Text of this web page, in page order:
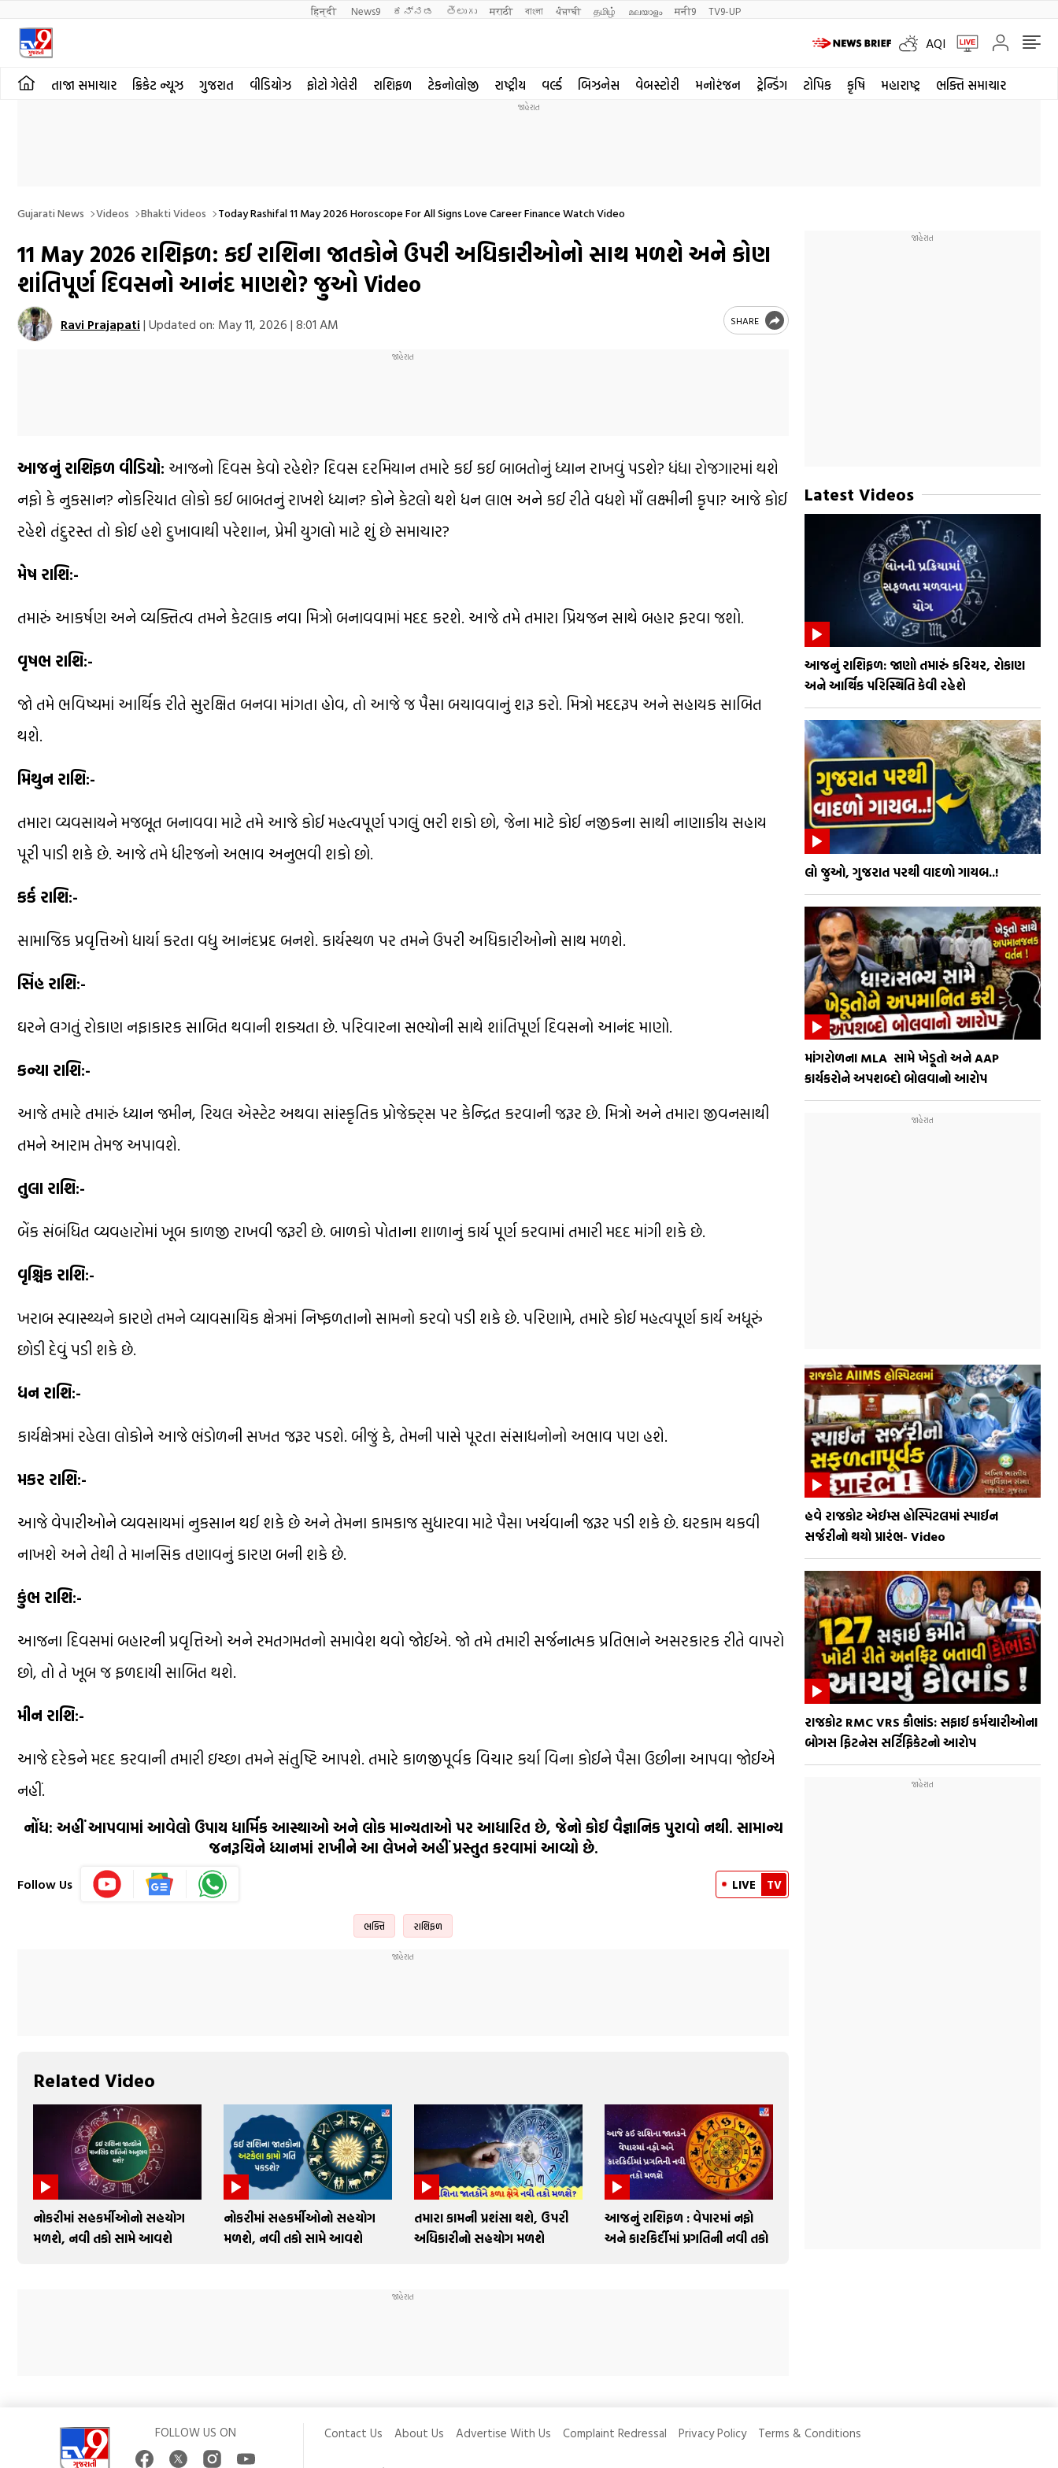
हिन्दी News9 ಕನ್ನಡ తెలుగు मराठी বাংলা ਪੰਜਾਬੀ தமிழ் മലയാളം मनी9 TV9-UP
AQI
તાજા સમાચાર ક્રિકેટ ન્યૂઝ ગુજરાત વીડિયોઝ ફોટો ગેલેરી રાશિફળ ટેકનોલોજી રાષ્ટ્રીય વર્લ્ડ બિઝનેસ વેબસ્ટોરી મનોરંજન ટ્રેન્ડિંગ ટોપિક કૃષિ મહારાષ્ટ્ર ભક્તિ સમાચાર
Gujarati News Videos Bhakti Videos Today Rashifal 11 May 2026 Horoscope For All Signs Love Career Finance Watch Video
11 May 2026 રાશિફળ: કઈ રાશિના જાતકોને ઉપરી અધિકારીઓનો સાથ મળશે અને કોણ
શાંતિપૂર્ણ દિવસનો આનંદ માણશે? જુઓ Video
Ravi Prajapati | Updated on: May 11, 2026 | 8:01 AM SHARE
આજનું રાશિફળ વીડિયો: આજનો દિવસ કેવો રહેશે? દિવસ દરમિયાન તમારે કઈ કઈ બાબતોનું ધ્યાન રાખવું પડશે? ધંધા રોજગારમાં થશે
નફો કે નુકસાન? નોકરિયાત લોકો કઈ બાબતનું રાખશે ધ્યાન? કોને કેટલો થશે ધન લાભ અને કઈ રીતે વધશે માઁ લક્ષ્મીની કૃપા? આજે કોઈ
રહેશે તંદુરસ્ત તો કોઈ હશે દુખાવાથી પરેશાન, પ્રેમી યુગલો માટે શું છે સમાચાર?
મેષ રાશિ:-
તમારું આકર્ષણ અને વ્યક્તિત્વ તમને કેટલાક નવા મિત્રો બનાવવામાં મદદ કરશે. આજે તમે તમારા પ્રિયજન સાથે બહાર ફરવા જશો.
વૃષભ રાશિ:-
જો તમે ભવિષ્યમાં આર્થિક રીતે સુરક્ષિત બનવા માંગતા હોવ, તો આજે જ પૈસા બચાવવાનું શરૂ કરો. મિત્રો મદદરૂપ અને સહાયક સાબિત
થશે.
મિથુન રાશિ:-
તમારા વ્યવસાયને મજબૂત બનાવવા માટે તમે આજે કોઈ મહત્વપૂર્ણ પગલું ભરી શકો છો, જેના માટે કોઈ નજીકના સાથી નાણાકીય સહાય
પૂરી પાડી શકે છે. આજે તમે ધીરજનો અભાવ અનુભવી શકો છો.
કર્ક રાશિ:-
સામાજિક પ્રવૃત્તિઓ ધાર્યા કરતા વધુ આનંદપ્રદ બનશે. કાર્યસ્થળ પર તમને ઉપરી અધિકારીઓનો સાથ મળશે.
સિંહ રાશિ:-
ઘરને લગતું રોકાણ નફાકારક સાબિત થવાની શક્યતા છે. પરિવારના સભ્યોની સાથે શાંતિપૂર્ણ દિવસનો આનંદ માણો.
કન્યા રાશિ:-
આજે તમારે તમારું ધ્યાન જમીન, રિયલ એસ્ટેટ અથવા સાંસ્કૃતિક પ્રોજેક્ટ્સ પર કેન્દ્રિત કરવાની જરૂર છે. મિત્રો અને તમારા જીવનસાથી
તમને આરામ તેમજ અપાવશે.
તુલા રાશિ:-
બેંક સંબંધિત વ્યવહારોમાં ખૂબ કાળજી રાખવી જરૂરી છે. બાળકો પોતાના શાળાનું કાર્ય પૂર્ણ કરવામાં તમારી મદદ માંગી શકે છે.
વૃશ્ચિક રાશિ:-
ખરાબ સ્વાસ્થ્યને કારણે તમને વ્યાવસાયિક ક્ષેત્રમાં નિષ્ફળતાનો સામનો કરવો પડી શકે છે. પરિણામે, તમારે કોઈ મહત્વપૂર્ણ કાર્ય અધૂરું
છોડી દેવું પડી શકે છે.
ધન રાશિ:-
કાર્યક્ષેત્રમાં રહેલા લોકોને આજે ભંડોળની સખત જરૂર પડશે. બીજું કે, તેમની પાસે પૂરતા સંસાધનોનો અભાવ પણ હશે.
મકર રાશિ:-
આજે વેપારીઓને વ્યવસાયમાં નુકસાન થઈ શકે છે અને તેમના કામકાજ સુધારવા માટે પૈસા ખર્ચવાની જરૂર પડી શકે છે. ઘરકામ થકવી
નાખશે અને તેથી તે માનસિક તણાવનું કારણ બની શકે છે.
કુંભ રાશિ:-
આજના દિવસમાં બહારની પ્રવૃત્તિઓ અને રમતગમતનો સમાવેશ થવો જોઈએ. જો તમે તમારી સર્જનાત્મક પ્રતિભાને અસરકારક રીતે વાપરો
છો, તો તે ખૂબ જ ફળદાયી સાબિત થશે.
મીન રાશિ:-
આજે દરેકને મદદ કરવાની તમારી ઇચ્છા તમને સંતુષ્ટિ આપશે. તમારે કાળજીપૂર્વક વિચાર કર્યા વિના કોઈને પૈસા ઉછીના આપવા જોઈએ
નહીં.
નોંધ: અહીં આપવામાં આવેલો ઉપાય ધાર્મિક આસ્થાઓ અને લોક માન્યતાઓ પર આધારિત છે, જેનો કોઈ વૈજ્ઞાનિક પુરાવો નથી. સામાન્ય
જનરૂચિને ધ્યાનમાં રાખીને આ લેખને અહીં પ્રસ્તુત કરવામાં આવ્યો છે.
Follow Us LIVE TV
ભક્તિ રાશિફળ
Related Video
નોકરીમાં સહકર્મીઓનો સહયોગ
મળશે, નવી તકો સામે આવશે
નોકરીમાં સહકર્મીઓનો સહયોગ
મળશે, નવી તકો સામે આવશે
તમારા કામની પ્રશંસા થશે, ઉપરી
અધિકારીનો સહયોગ મળશે
આજનું રાશિફળ : વેપારમાં નફો
અને કારકિર્દીમાં પ્રગતિની નવી તકો
Latest Videos
આજનું રાશિફળ: જાણો તમારું કરિયર, રોકાણ
અને આર્થિક પરિસ્થિતિ કેવી રહેશે
લો જુઓ, ગુજરાત પરથી વાદળો ગાયબ..!
માંગરોળના MLA સામે ખેડૂતો અને AAP
કાર્યકરોને અપશબ્દો બોલવાનો આરોપ
હવે રાજકોટ એઈમ્સ હોસ્પિટલમાં સ્પાઈન
સર્જરીનો થયો પ્રારંભ- Video
રાજકોટ RMC VRS કૌભાંડ: સફાઈ કર્મચારીઓના
બોગસ ફિટનેસ સર્ટિફિકેટનો આરોપ
FOLLOW US ON Contact Us About Us Advertise With Us Complaint Redressal Privacy Policy Terms & Conditions